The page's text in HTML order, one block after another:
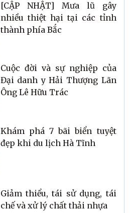
[CẬP NHẬT] Mưa lũ gây
nhiều thiệt hại tại các tỉnh
thành phía Bắc
Cuộc đời và sự nghiệp của
Đại danh y Hải Thượng Lãn
Ông Lê Hữu Trác
Khám phá 7 bãi biển tuyệt
đẹp khi du lịch Hà Tĩnh
Giảm thiểu, tái sử dụng, tái
chế và xử lý chất thải nhựa